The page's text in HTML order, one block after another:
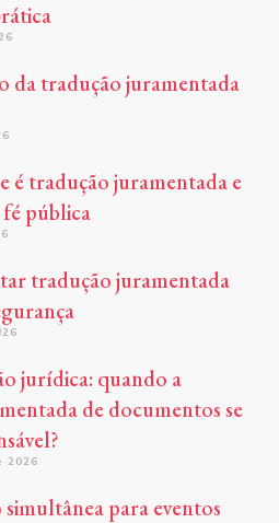
da tradução juramentada
é tradução juramentada e
pública
tradução juramentada
jurídica: quando a
de documentos se
2026
para eventos